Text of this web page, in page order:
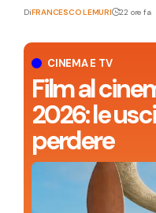
CINEMA E TV
Film al
2026: le
perdere
DiFRANCESCO LEMURI 22 ore fa